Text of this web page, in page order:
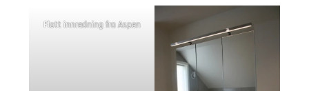
Flott innredning fra Aspen